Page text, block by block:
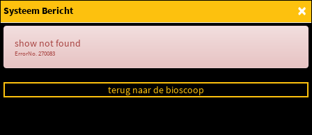
Login
×
Systeem Bericht
show not found
ErrorNo. 270083
terug naar de bioscoop